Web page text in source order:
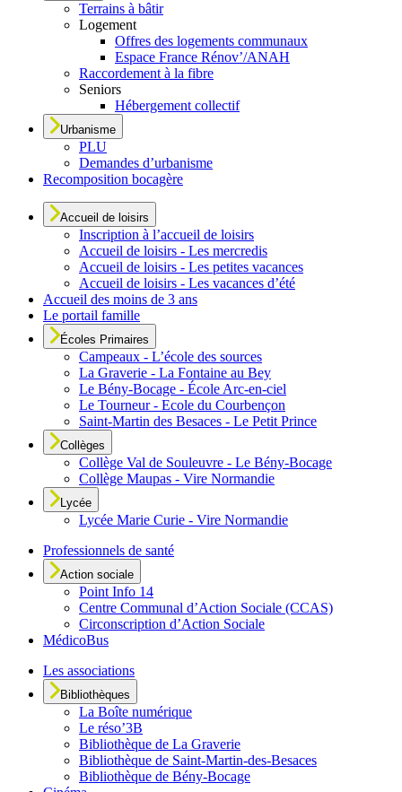
Terrains à bâtir
Logement
Offres des logements communaux
Espace France Rénov’/ANAH
Raccordement à la fibre
Seniors
Hébergement collectif
Urbanisme
PLU
Demandes d’urbanisme
Recomposition bocagère
Accueil de loisirs
Inscription à l’accueil de loisirs
Accueil de loisirs - Les mercredis
Accueil de loisirs - Les petites vacances
Accueil de loisirs - Les vacances d’été
Accueil des moins de 3 ans
Le portail famille
Écoles Primaires
Campeaux - L’école des sources
La Graverie - La Fontaine au Bey
Le Bény-Bocage - École Arc-en-ciel
Le Tourneur - Ecole du Courbençon
Saint-Martin des Besaces - Le Petit Prince
Collèges
Collège Val de Souleuvre - Le Bény-Bocage
Collège Maupas - Vire Normandie
Lycée
Lycée Marie Curie - Vire Normandie
Professionnels de santé
Action sociale
Point Info 14
Centre Communal d’Action Sociale (CCAS)
Circonscription d’Action Sociale
MédicoBus
Les associations
Bibliothèques
La Boîte numérique
Le réso’3B
Bibliothèque de La Graverie
Bibliothèque de Saint-Martin-des-Besaces
Bibliothèque de Bény-Bocage